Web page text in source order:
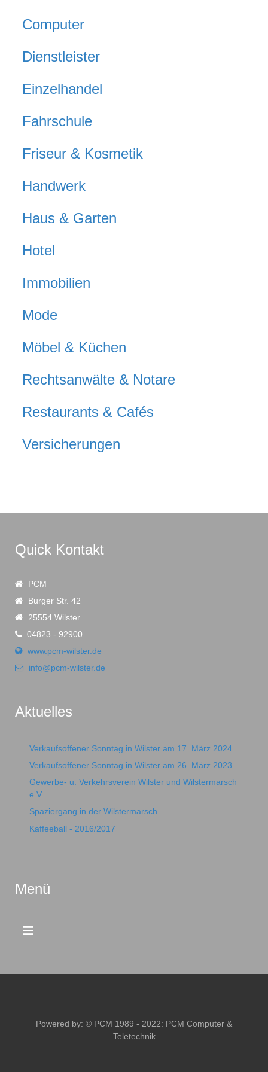
Computer
Dienstleister
Einzelhandel
Fahrschule
Friseur & Kosmetik
Handwerk
Haus & Garten
Hotel
Immobilien
Mode
Möbel & Küchen
Rechtsanwälte & Notare
Restaurants & Cafés
Versicherungen
Quick Kontakt
PCM
Burger Str. 42
25554 Wilster
04823 - 92900
www.pcm-wilster.de
info@pcm-wilster.de
Aktuelles
Verkaufsoffener Sonntag in Wilster am 17. März 2024
Verkaufsoffener Sonntag in Wilster am 26. März 2023
Gewerbe- u. Verkehrsverein Wilster und Wilstermarsch
e.V.
Spaziergang in der Wilstermarsch
Kaffeeball - 2016/2017
Menü
Powered by: © PCM 1989 - 2022: PCM Computer &
Teletechnik